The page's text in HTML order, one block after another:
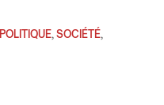
,SOCIÉTÉ,